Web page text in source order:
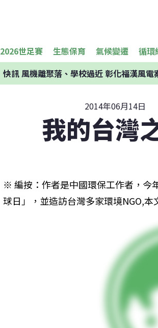
2026世足賽 生態保育 氣候變遷 循環
快訊風機離聚落、學校過近 彰化福漢風電
2014年06月14日
我的台灣
※ 編按：作者是中國環保工作者，今
球日」，並造訪台灣多家環境NGO,本